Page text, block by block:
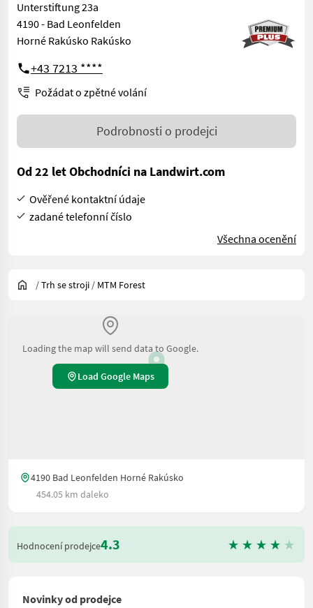
Unterstiftung 23a
4190 - Bad Leonfelden
Horné Rakúsko Rakúsko
+43 7213 ****
Požádat o zpětné volání
Podrobnosti o prodejci
Od 22 let Obchodníci na Landwirt.com
Ověřené kontaktní údaje
zadané telefonní číslo
Všechna ocenění
/Trh se stroji / MTM Forest
Loading the map will send data to Google.
Load Google Maps
4190 Bad Leonfelden Horné Rakúsko
454.05 km daleko
Hodnocení prodejce4.3
Novinky od prodejce